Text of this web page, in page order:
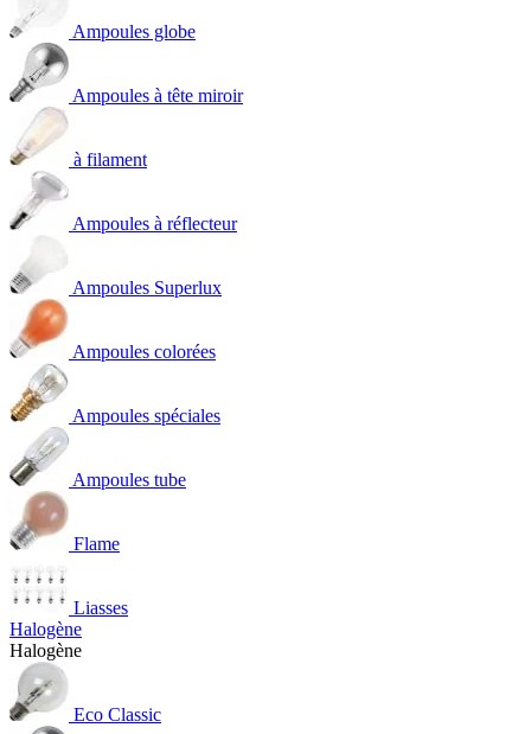
Ampoules globe
Ampoules à tête miroir
à filament
Ampoules à réflecteur
Ampoules Superlux
Ampoules colorées
Ampoules spéciales
Ampoules tube
Flame
Liasses
Halogène
Halogène
Eco Classic